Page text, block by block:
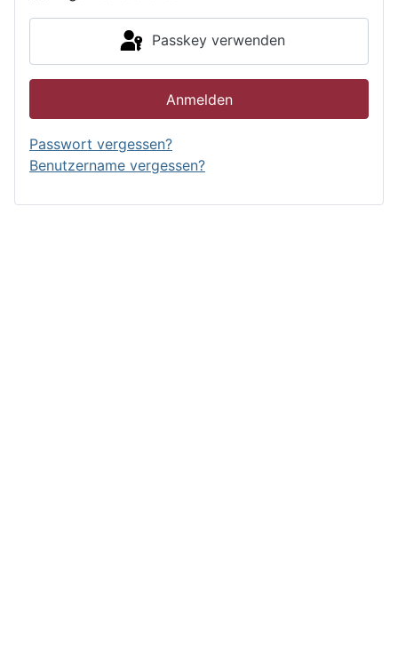
Passkey verwenden
Anmelden
Passwort vergessen?
Benutzername vergessen?